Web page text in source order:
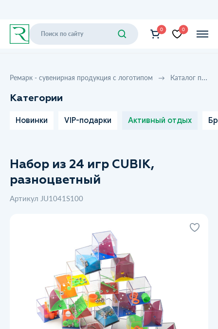
0 0
Ремарк - сувенирная продукция с логотипом Каталог продукции
Категории
Новинки VIP-подарки Активный отдых
Набор из 24 игр CUBIK,
разноцветный
Артикул JU1041S100